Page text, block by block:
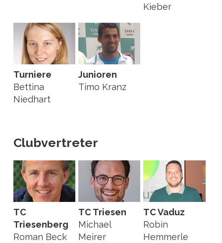
Kieber
Turniere
Bettina
Niedhart
Junioren
Timo Kranz
Clubvertreter
TC
Triesenberg
Roman Beck
TC Triesen
Michael
Meirer
TC Vaduz
Robin
Hemmerle